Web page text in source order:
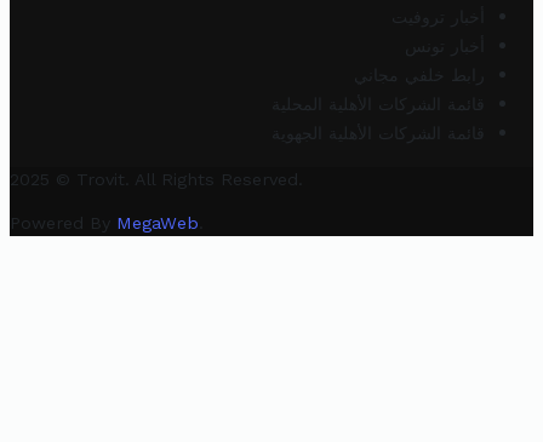
أخبار تروفيت
أخبار تونس
رابط خلفي مجاني
قائمة الشركات الأهلية المحلية
قائمة الشركات الأهلية الجهوية
2025 © Trovit. All Rights Reserved.
Powered By MegaWeb